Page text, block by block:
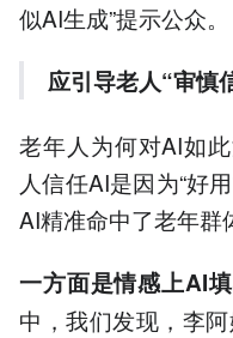
似AI生成”提示公众。
应引导老人“审慎
老年人为何对AI如
人信任AI是因为“好
AI精准命中了老年群
一方面是情感上AI
中，我们发现，李